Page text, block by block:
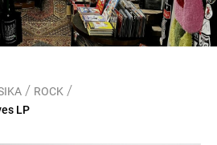
/ ROCK /
LP